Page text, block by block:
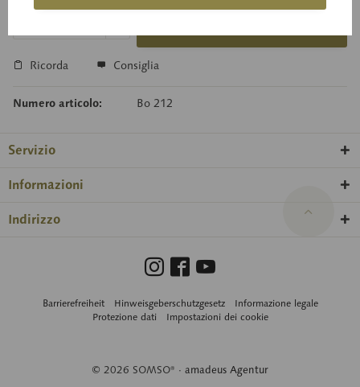
Ricorda Consiglia
Numero articolo: Bo 212
Servizio
Informazioni
Indirizzo
© 2026 SOMSO® · amadeus Agentur
Barrierefreiheit Hinweisgeberschutzgesetz
Informazione legale
Protezione dati
Impostazioni dei cookie